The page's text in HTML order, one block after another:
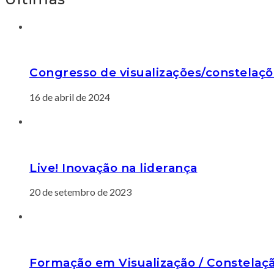
Congresso de visualizações/
16 de abril de 2024
Live! Inovação na liderança
20 de setembro de 2023
Formação em Visualização /